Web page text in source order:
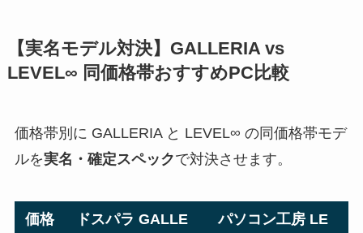
【実名モデル対決】GALLERIA vs
LEVEL∞ 同価格帯おすすめPC比較
価格帯別に GALLERIA と LEVEL∞ の同価格帯モデ
ルを実名・確定スペックで対決させます。
価格
ドスパラ GALLE
パソコン工房 LE